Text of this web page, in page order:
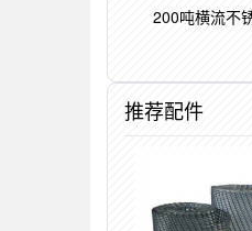
200吨横流不
推荐配件